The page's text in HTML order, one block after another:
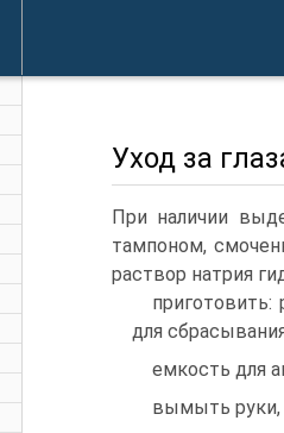
Уход за
При наличии
тампоном,
раствор натрия
для
емкость для
вымыть руки,